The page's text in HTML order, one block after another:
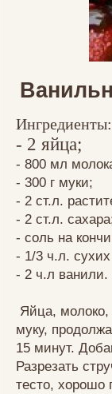
Ингредиенты:
- 2 яйца;
- 800 мл
- 300 г муки;
- 2 ст.л.
- 2 ст.л.
- соль на
- 1/3 ч.л.
- 2 ч.л ванили.
Яйца, молоко,
муку,
15 минут.
Разрезать
тесто, хорошо